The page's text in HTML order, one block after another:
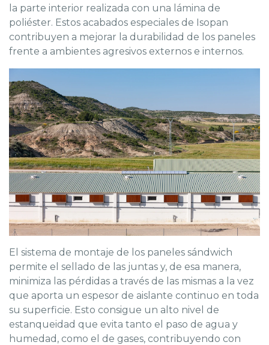
la parte interior realizada con una lámina de
poliéster. Estos acabados especiales de Isopan
contribuyen a mejorar la durabilidad de los paneles
frente a ambientes agresivos externos e internos.
El sistema de montaje de los paneles sándwich
permite el sellado de las juntas y, de esa manera,
minimiza las pérdidas a través de las mismas a la vez
que aporta un espesor de aislante continuo en toda
su superficie. Esto consigue un alto nivel de
estanqueidad que evita tanto el paso de agua y
humedad, como el de gases, contribuyendo con